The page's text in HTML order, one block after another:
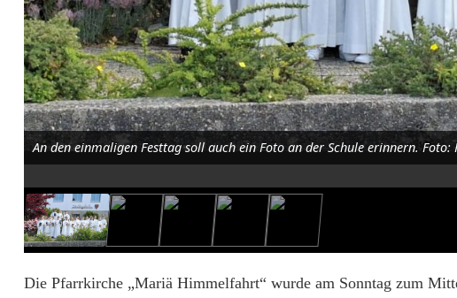
n
i
n
E
s
a
r
n
An den einmaligen Festtag soll auch ein Foto an der Schule erinnern. Foto:
Die Pfarrkirche „Mariä Himmelfahrt“ wurde am Sonntag zum